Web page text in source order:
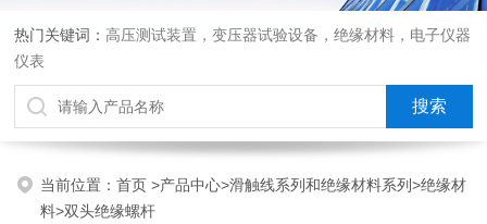
热门关键词： 高压测试装置，变压器试验设备，绝缘材料，电子仪器
仪表
当前位置：首页>产品中心>滑触线系列和绝缘材料系列>绝缘材
料>双头绝缘螺杆